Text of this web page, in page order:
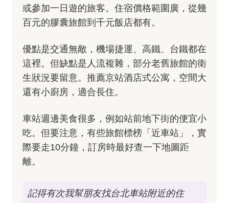
或參加一日遊的旅客。住宿價格範圍廣，從幾
百元的膠囊旅館到千元飯店都有。
優點是交通無敵，機場捷運、高鐵、台鐵都在
這裡。但缺點是人流複雜，部分老舊旅館的衛
生狀況要留意。推薦京站酒店式公寓，空間大
還有小廚房，適合長住。
車站週邊美食很多，例如站前地下街的便宜小
吃。但要注意，有些旅館標榜「近車站」，實
際要走10分鐘，訂房時最好查一下地圖距
離。
記得有次我幫朋友找台北車站附近的住